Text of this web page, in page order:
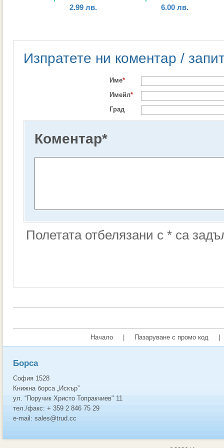
2.99 лв.
6.00 лв.
Изпратете ни коментар /
Име*
Имейл*
Град
Коментар*
Полетата отбелязани с * са
Начало Пазаруване с промо код
Борса
София 1528
Книжна борса „Искър”
ул. “Поручик Христо Топракчиев" 11
тел./факс: + 359 2 846 75 29
e-mail: sales@trud.cc